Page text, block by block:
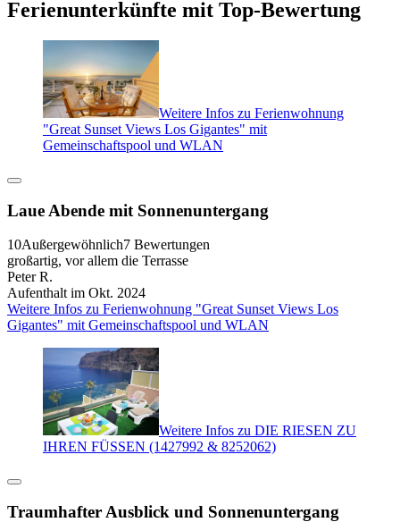
Ferienunterkünfte mit Top-Bewertung
Weitere Infos zu Ferienwohnung
"Great Sunset Views Los Gigantes" mit
Gemeinschaftspool und WLAN
Laue Abende mit Sonnenuntergang
10Außergewöhnlich7 Bewertungen
großartig, vor allem die Terrasse
Peter R.
Aufenthalt im Okt. 2024
Weitere Infos zu Ferienwohnung "Great Sunset Views Los
Gigantes" mit Gemeinschaftspool und WLAN
Weitere Infos zu DIE RIESEN ZU
IHREN FÜSSEN (1427992 & 8252062)
Traumhafter Ausblick und Sonnenuntergang